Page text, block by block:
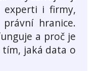
experti i firmy,
hranice.
a proč je
jaká data o